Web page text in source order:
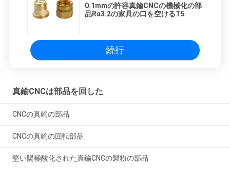
0.1mmの許容真鍮CNCの機械化の部
品Ra3.2の家具の口を空けるT5
続行
真鍮CNCは部品を回した
CNCの真鍮の部品
CNCの真鍮の回転部品
堅い陽極酸化された真鍮CNCの製粉の部品